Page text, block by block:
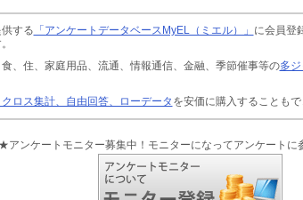
する 「アンケートデータベースMyEL（ミエル）」 に会員登
食、住、家庭用品、流通、情報通信、金融、季節催事等の多ジ
ロス集計、自由回答、ローデータ を安価に購入することもで
★アンケートモニター募集中！モニターになってアンケートに